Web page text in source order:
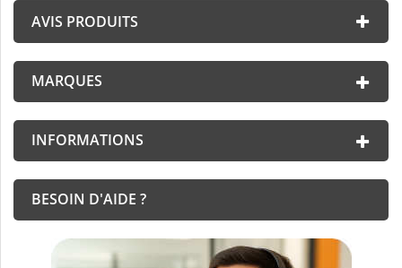
AVIS PRODUITS
MARQUES
INFORMATIONS
BESOIN D'AIDE ?